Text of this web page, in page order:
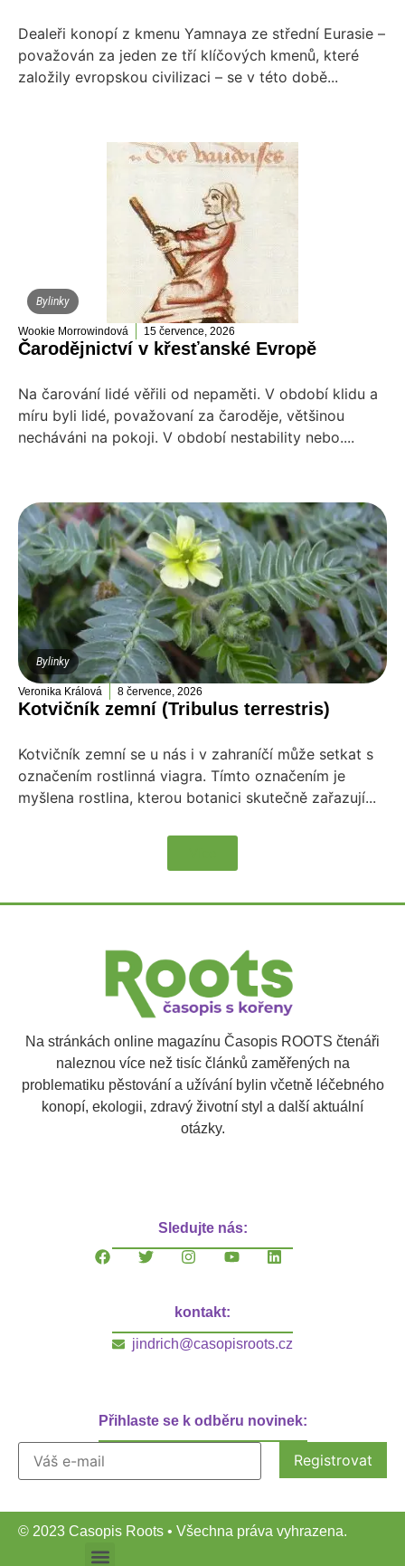
Dealeři konopí z kmenu Yamnaya ze střední Eurasie –
považován za jeden ze tří klíčových kmenů, které
založily evropskou civilizaci – se v této době...
Bylinky
Wookie Morrowindová 15 července, 2026
Čarodějnictví v křesťanské Evropě
Na čarování lidé věřili od nepaměti. V období klidu a
míru byli lidé, považovaní za čaroděje, většinou
necháváni na pokoji. V období nestability nebo....
Bylinky
Veronika Králová 8 července, 2026
Kotvičník zemní (Tribulus terrestris)
Kotvičník zemní se u nás i v zahraníčí může setkat s
označením rostlinná viagra. Tímto označením je
myšlena rostlina, kterou botanici skutečně zařazují...
Na stránkách online magazínu Časopis ROOTS čtenáři
naleznou více než tisíc článků zaměřených na
problematiku pěstování a užívání bylin včetně léčebného
konopí, ekologii, zdravý životní styl a další aktuální
otázky.
Sledujte nás:
kontakt:
jindrich@casopisroots.cz
Přihlaste se k odběru novinek:
© 2023 Casopis Roots • Všechna práva vyhrazena.